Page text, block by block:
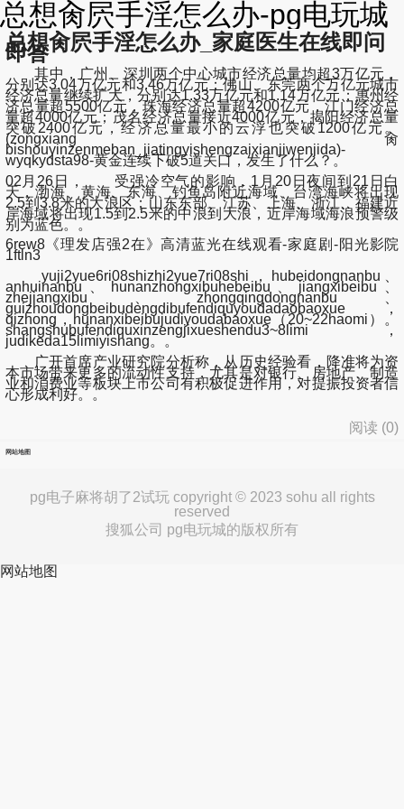
总想肏屄手淫怎么办-pg电玩城
总想肏屄手淫怎么办_家庭医生在线即问
即答
其中，广州、深圳两个中心城市经济总量均超3万亿元，
分别达3.04万亿元和3.46万亿元；佛山、东莞两个万亿元城市
经济总量继续扩大，分别达1.33万亿元和1.14万亿元；惠州经
济总量超5500亿元，珠海经济总量超4200亿元，江门经济总
量超4000亿元；茂名经济总量接近4000亿元，揭阳经济总量
突破2400亿元，经济总量最小的云浮也突破1200亿元。
(zongxiang肏
bishouyinzenmeban_jiatingyishengzaixianjiwenjida)-
wyqkydsta98-黄金连续下破5道关口，发生了什么？。
02月26日， 受强冷空气的影响，1月20日夜间到21日白
天，渤海、黄海、东海、钓鱼岛附近海域、台湾海峡将出现
2.5到3.8米的大浪区；山东东部、江苏、上海、浙江、福建近
岸海域将出现1.5到2.5米的中浪到大浪，近岸海域海浪预警级
别为蓝色。。
6rew8《理发店强2在》高清蓝光在线观看-家庭剧-阳光影院
1ftln3
yuji2yue6ri08shizhi2yue7ri08shi，hubeidongnanbu、
anhuinanbu、hunanzhongxibuhebeibu、jiangxibeibu、
zhejiangxibu、zhongqingdongnanbu、
guizhoudongbeibudengdibufendiquyoudadaobaoxue，
qizhong，hunanxibeibujudiyoudabaoxue（20~22haomi）。
shangshubufendiquxinzengjixueshendu3~8limi，
judikeda15limiyishang。。
广开首席产业研究院分析称，从历史经验看，降准将为资
本市场带来更多的流动性支持，尤其是对银行、房地产、制造
业和消费业等板块上市公司有积极促进作用，对提振投资者信
心形成利好。。
阅读 (0)
网站地图
pg电子麻将胡了2试玩 copyright © 2023 sohu all rights
reserved
搜狐公司 pg电玩城的版权所有
网站地图